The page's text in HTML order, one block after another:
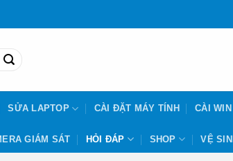
SỬA LAPTOP CÀI ĐẶT MÁY TÍNH CÀI WIN
GIÁM SÁT HỎI ĐÁP SHOP VỆ